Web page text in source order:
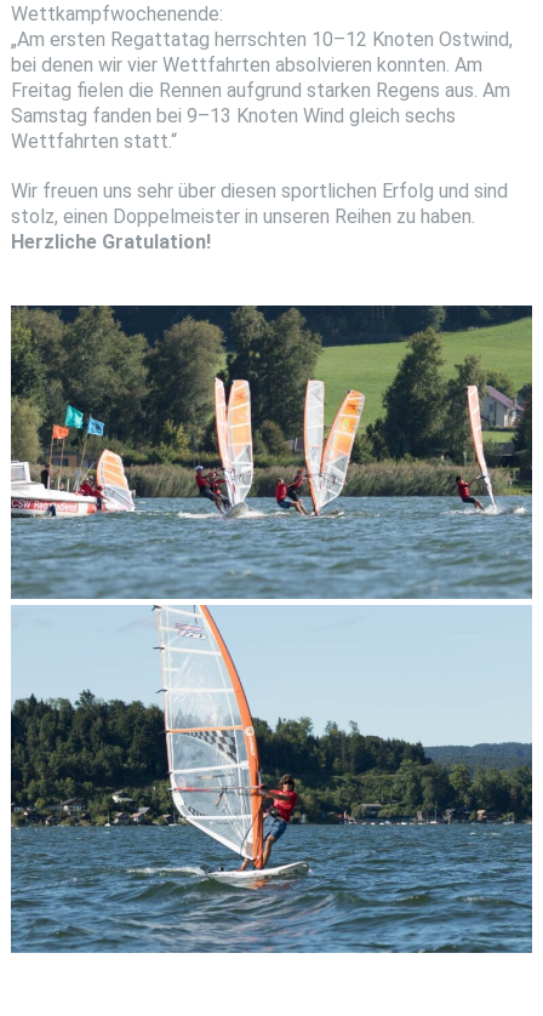
Wettkampfwochenende:
„Am ersten Regattatag herrschten 10–12 Knoten Ostwind,
bei denen wir vier Wettfahrten absolvieren konnten. Am
Freitag fielen die Rennen aufgrund starken Regens aus. Am
Samstag fanden bei 9–13 Knoten Wind gleich sechs
Wettfahrten statt.“
Wir freuen uns sehr über diesen sportlichen Erfolg und sind
stolz, einen Doppelmeister in unseren Reihen zu haben.
Herzliche Gratulation!